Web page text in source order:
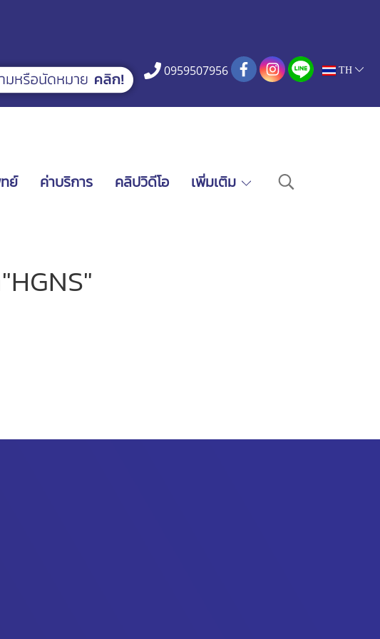
0959507956 TH
ย์ ค่าบริการ คลิปวิดีโอ เพิ่มเติม